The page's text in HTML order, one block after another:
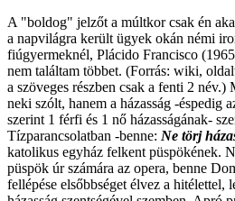
A "boldog" jelzőt a múltkor csak én
a napvilágra került ügyek okán némi
fiúgyermeknél, Plácido Francisco
nem találtam többet. (Forrás: wiki,
a szöveges részben csak a fenti 2 név.)
neki szólt, hanem a házasság -éspedig
szerint 1 férfi és 1 nő házasságának-
Tízparancsolatban -benne: Ne törj
katolikus egyház felkent püspökének.
püspök úr számára az opera, benne
fellépése elsőbbséget élvez a hitélettel,